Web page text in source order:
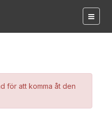
för att komma åt den